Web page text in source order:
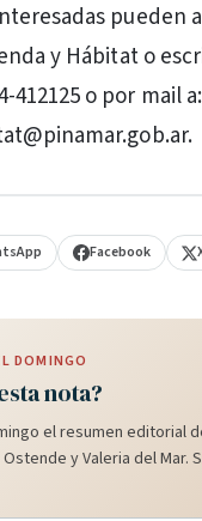
pueden
y Hábitat o
412125 o por mail a:
Facebook
DOMINGO
nota?
el resumen editorial
y Valeria del Mar.